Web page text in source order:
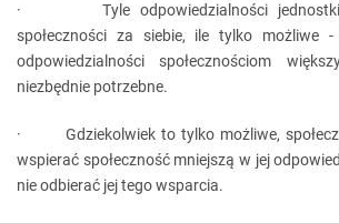
· Tyle odpowiedzialności jednostki i
społeczności za siebie, ile tylko możliwe
odpowiedzialności społecznościom
niezbędnie potrzebne.
· Gdziekolwiek to tylko możliwe,
wspierać społeczność mniejszą w jej
nie odbierać jej tego wsparcia.